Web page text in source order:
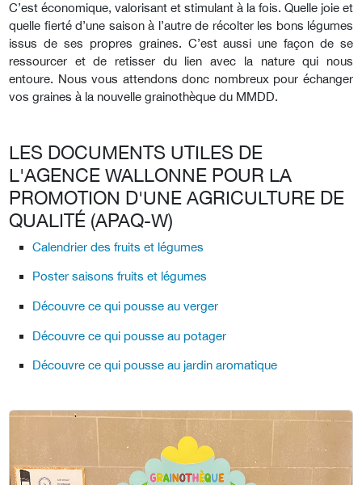
C’est économique, valorisant et stimulant à la fois. Quelle joie et
quelle fierté d’une saison à l’autre de récolter les bons légumes
issus de ses propres graines. C’est aussi une façon de se
ressourcer et de retisser du lien avec la nature qui nous
entoure. Nous vous attendons donc nombreux pour échanger
vos graines à la nouvelle grainothèque du MMDD.
LES DOCUMENTS UTILES DE
L'AGENCE WALLONNE POUR LA
PROMOTION D'UNE AGRICULTURE DE
QUALITÉ (APAQ-W)
Calendrier des fruits et légumes
Poster saisons fruits et légumes
Découvre ce qui pousse au verger
Découvre ce qui pousse au potager
Découvre ce qui pousse au jardin aromatique